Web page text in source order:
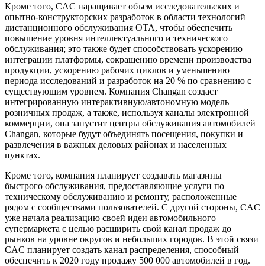
Кроме того, CAC наращивает объем исследовательских и
опытно-конструкторских разработок в области технологий
дистанционного обслуживания OTA, чтобы обеспечить
повышение уровня интеллектуального и технического
обслуживания; это также будет способствовать ускорению
интеграции платформы, сокращению времени производства
продукции, ускорению рабочих циклов и уменьшению
периода исследований и разработок на 20 % по сравнению с
существующим уровнем. Компания Changan создаст
интегрированную интерактивную/автономную модель
розничных продаж, а также, используя каналы электронной
коммерции, она запустит центры обслуживания автомобилей
Changan, которые будут объединять посещения, покупки и
развлечения в важных деловых районах и населенных
пунктах.
Кроме того, компания планирует создавать магазины
быстрого обслуживания, предоставляющие услуги по
техническому обслуживанию и ремонту, расположенные
рядом с сообществами пользователей. С другой стороны, CAC
уже начала реализацию своей идеи автомобильного
супермаркета с целью расширить свой канал продаж до
рынков на уровне округов и небольших городов. В этой связи
CAC планирует создать канал распределения, способный
обеспечить к 2020 году продажу 500 000 автомобилей в год.